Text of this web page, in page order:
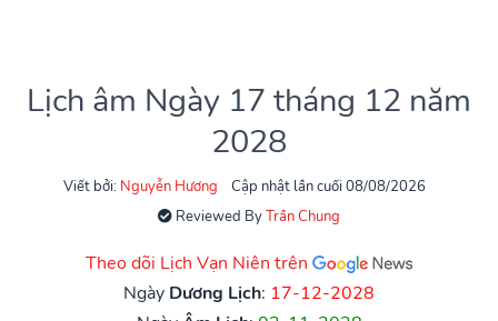
Lịch âm Ngày 17 tháng 12 năm
2028
Viết bởi: Nguyễn Hương
Cập nhật lần cuối 08/08/2026
Reviewed ByTrần Chung
Theo dõi Lịch Vạn Niên trên
Ngày Dương Lịch: 17-12-2028